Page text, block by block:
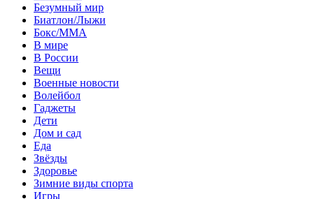
Безумный мир
Биатлон/Лыжи
Бокс/MMA
В мире
В России
Вещи
Военные новости
Волейбол
Гаджеты
Дети
Дом и сад
Еда
Звёзды
Здоровье
Зимние виды спорта
Игры